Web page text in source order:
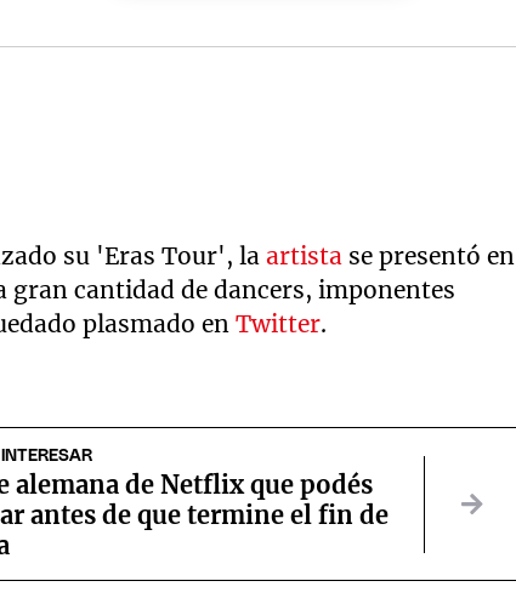
su 'Eras Tour', laartista se presentó en
cantidad de dancers, imponentes
plasmado enTwitter.
alemana de Netflix que podés
antes de que termine el fin de